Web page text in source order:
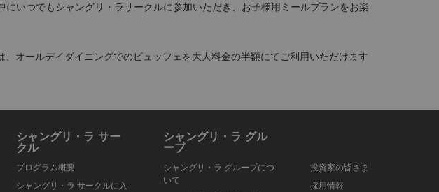
にいつでもシャングリ・ラサークルに参加いただき、お子様用ミールプランをお楽
、オールデイダイニングでのビュッフェを大人料金の半額にてご利用いただけます
シャングリ・ラ サー
クル
プログラム概要
シャングリ・ラ サークルに入
シャングリ・ラ グル
ープ
シャングリ・ラ グループにつ
いて
投資家の皆さま
採用情報